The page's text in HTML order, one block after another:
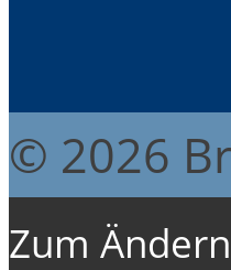
© 2026
Zum